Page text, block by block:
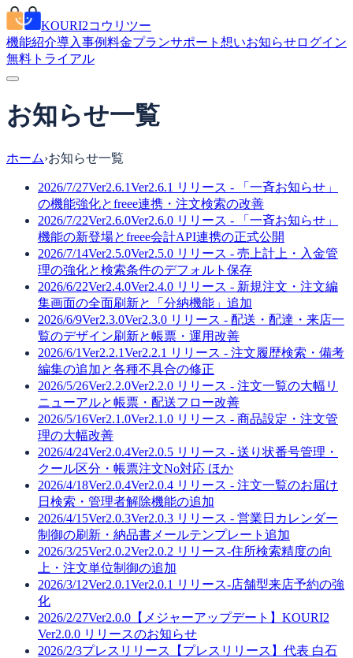
KOURI2コウリツー
機能紹介導入事例料金プランサポート 想いお知らせログイン
無料トライアル
お知らせ一覧
ホーム›お知らせ一覧
2026/7/27Ver2.6.1Ver2.6.1 リリース - 「一斉お知らせ」
の機能強化とfreee連携・注文検索の改善
2026/7/22Ver2.6.0Ver2.6.0 リリース - 「一斉お知らせ」
機能の新登場とfreee会計API連携の正式公開
2026/7/14Ver2.5.0Ver2.5.0 リリース - 売上計上・入金管
理の強化と検索条件のデフォルト保存
2026/6/22Ver2.4.0Ver2.4.0 リリース - 新規注文・注文編
集画面の全面刷新と「分納機能」追加
2026/6/9Ver2.3.0Ver2.3.0 リリース - 配送・配達・来店一
覧のデザイン刷新と帳票・運用改善
2026/6/1Ver2.2.1Ver2.2.1 リリース - 注文履歴検索・備考
編集の追加と各種不具合の修正
2026/5/26Ver2.2.0Ver2.2.0 リリース - 注文一覧の大幅リ
ニューアルと帳票・配送フロー改善
2026/5/16Ver2.1.0Ver2.1.0 リリース - 商品設定・注文管
理の大幅改善
2026/4/24Ver2.0.4Ver2.0.5 リリース - 送り状番号管理・
クール区分・帳票注文No対応 ほか
2026/4/18Ver2.0.4Ver2.0.4 リリース - 注文一覧のお届け
日検索・管理者解除機能の追加
2026/4/15Ver2.0.3Ver2.0.3 リリース - 営業日カレンダー
制御の刷新・納品書メールテンプレート追加
2026/3/25Ver2.0.2Ver2.0.2 リリース-住所検索精度の向
上・注文単位制御の追加
2026/3/12Ver2.0.1Ver2.0.1 リリース-店舗型来店予約の強
化
2026/2/27Ver2.0.0 【メジャーアップデート】KOURI2
Ver2.0.0 リリースのお知らせ
2026/2/3プレスリリース
【プレスリリース】代表 白石